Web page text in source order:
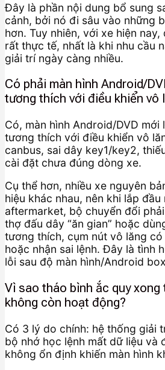
Đây là phần nội dung bổ sung
cảnh, bởi nó đi sâu vào những
hơn. Tuy nhiên, với xe hiện nay,
rất thực tế, nhất là khi nhu cầu
giải trí ngày càng nhiều.
Có phải màn hình Android/
tương thích với điều khiển vô
Có, màn hình Android/DVD mới
tương thích với điều khiển vô
canbus, sai dây key1/key2,
cài đặt chưa đúng dòng xe.
Cụ thể hơn, nhiều xe nguyên
hiệu khác nhau, nên khi lắp đầu
aftermarket, bộ chuyển đổi
thợ đấu dây “ăn gian” hoặc
tương thích, cụm nút vô lăng
hoặc nhận sai lệnh. Đây là tình
lỗi sau độ màn hình/Android
Vì sao tháo bình ắc quy xong
không còn hoạt động?
Có 3 lý do chính: hệ thống giải
bộ nhớ học lệnh mất dữ liệu và
không ổn định khiến màn hình